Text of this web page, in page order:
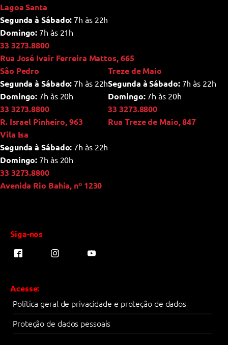
Lagoa Santa
Segunda à Sábado: 7h às 22h
Domingo: 7h às 21h
33 3273.8800
Rua José Ivair Ferreira Mattos, 665
São Pedro
Segunda à Sábado: 7h às 22h
Domingo: 7h às 20h
33 3273.8800
R. Israel Pinheiro, 963
Treze de Maio
Segunda à Sábado:7h às 22h
Domingo:7h às 20h
33 3273.8800
Rua Treze de Maio, 847
Vila Isa
Segunda à Sábado: 7h às 22h
Domingo: 7h às 20h
33 3273.8800
Avenida Rio Bahia, nº 1230
Siga-nos
Acesse:
Política geral de privacidade e proteção de dados
Proteção de dados pessoais